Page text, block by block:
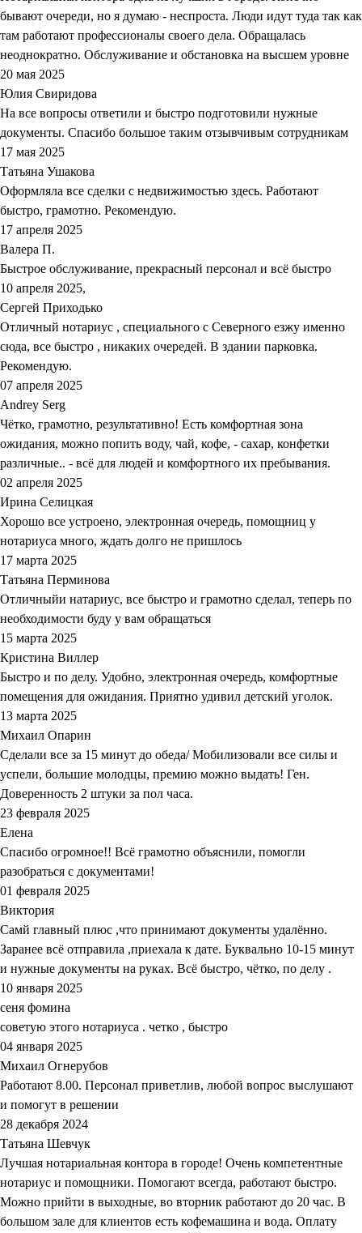
бывают очереди, но я думаю - неспроста. Люди идут туда так как
там работают профессионалы своего дела. Обращалась
неоднократно. Обслуживание и обстановка на высшем уровне
20 мая 2025
Юлия Свиридова
На все вопросы ответили и быстро подготовили нужные
документы. Спасибо большое таким отзывчивым сотрудникам
17 мая 2025
Татьяна Ушакова
Оформляла все сделки с недвижимостью здесь. Работают
быстро, грамотно. Рекомендую.
17 апреля 2025
Валера П.
Быстрое обслуживание, прекрасный персонал и всё быстро
10 апреля 2025,
Сергей Приходько
Отличный нотариус , специального с Северного езжу именно
сюда, все быстро , никаких очередей. В здании парковка.
Рекомендую.
07 апреля 2025
Andrey Serg
Чётко, грамотно, результативно! Есть комфортная зона
ожидания, можно попить воду, чай, кофе, - сахар, конфетки
различные.. - всё для людей и комфортного их пребывания.
02 апреля 2025
Ирина Селицкая
Хорошо все устроено, электронная очередь, помощниц у
нотариуса много, ждать долго не пришлось
17 марта 2025
Татьяна Перминова
Отличныйи натариус, все быстро и грамотно сделал, теперь по
необходимости буду у вам обращаться
15 марта 2025
Кристина Виллер
Быстро и по делу. Удобно, электронная очередь, комфортные
помещения для ожидания. Приятно удивил детский уголок.
13 марта 2025
Михаил Опарин
Сделали все за 15 минут до обеда/ Мобилизовали все силы и
успели, большие молодцы, премию можно выдать! Ген.
Доверенность 2 штуки за пол часа.
23 февраля 2025
Елена
Спасибо огромное!! Всё грамотно объяснили, помогли
разобраться с документами!
01 февраля 2025
Виктория
Самй главный плюс ,что принимают документы удалённо.
Заранее всё отправила ,приехала к дате. Буквально 10-15 минут
и нужные документы на руках. Всё быстро, чётко, по делу .
10 января 2025
сеня фомина
советую этого нотариуса . четко , быстро
04 января 2025
Михаил Огнерубов
Работают 8.00. Персонал приветлив, любой вопрос выслушают
и помогут в решении
28 декабря 2024
Татьяна Шевчук
Лучшая нотариальная контора в городе! Очень компетентные
нотариус и помощники. Помогают всегда, работают быстро.
Можно прийти в выходные, во вторник работают до 20 час. В
большом зале для клиентов есть кофемашина и вода. Оплату